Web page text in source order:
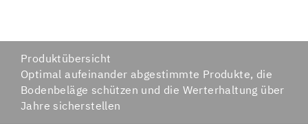
Produktübersicht
Optimal aufeinander abgestimmte Produkte, die
Bodenbeläge schützen und die Werterhaltung über
Jahre sicherstellen